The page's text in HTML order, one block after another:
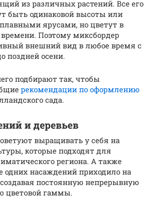
из различных растений. Все его
быть одинаковой высоты или
ярусами, но цветут в
Поэтому миксбордер
внешний вид в любое время с
поздней осени.
подбирают так, чтобы
рекомендации по оформлению
сада.
и деревьев
выращивать у себя на
которые подходят для
региона. А также
одних насаждений приходило на
постоянную непрерывную
цветовой гаммы.